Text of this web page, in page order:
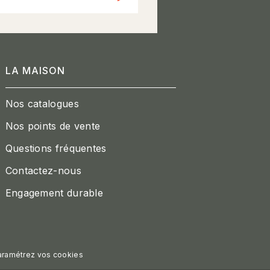
LA MAISON
Nos catalogues
Nos points de vente
Questions fréquentes
Contactez-nous
Engagement durable
vos cookies